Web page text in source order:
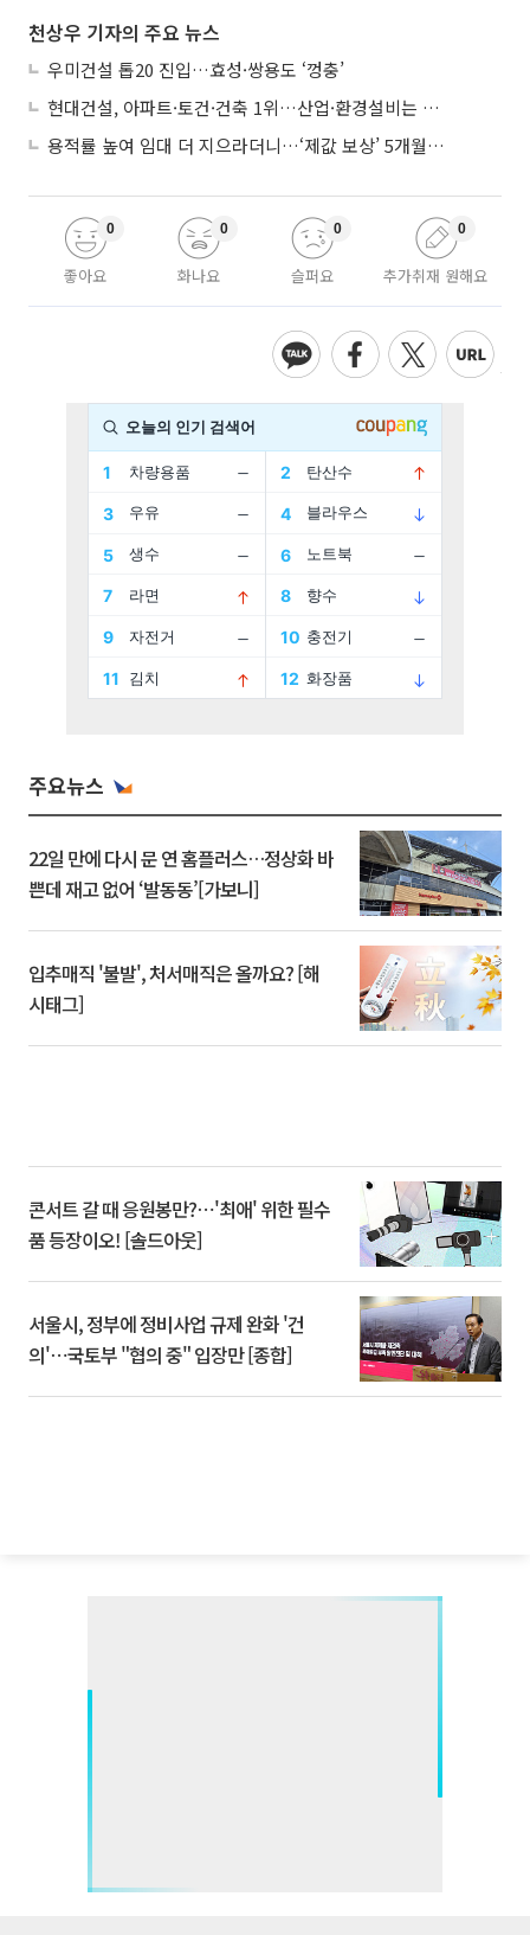
천상우 기자의 주요 뉴스
우미건설 톱20 진입…효성·쌍용도 ‘껑충’
현대건설, 아파트·토건·건축 1위…산업·환경설비는 삼성E&A
용적률 높여 임대 더 지으라더니…‘제값 보상’ 5개월째 국회에 발목
좋아요
0
화나요
0
슬퍼요
0
추가취재 원해요
0
주요뉴스
22일 만에 다시 문 연 홈플러스…정상화 바
쁜데 재고 없어 ‘발동동’[가보니]
입추매직 '불발', 처서매직은 올까요? [해
시태그]
콘서트 갈 때 응원봉만?⋯'최애' 위한 필수
품 등장이오! [솔드아웃]
서울시, 정부에 정비사업 규제 완화 '건
의'⋯국토부 "협의 중" 입장만 [종합]